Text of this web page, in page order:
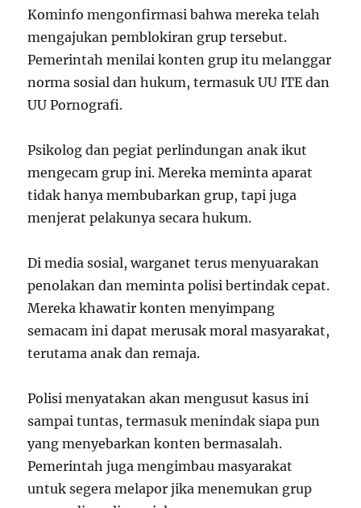
Kominfo mengonfirmasi bahwa mereka telah
mengajukan pemblokiran grup tersebut.
Pemerintah menilai konten grup itu melanggar
norma sosial dan hukum, termasuk UU ITE dan
UU Pornografi.
Psikolog dan pegiat perlindungan anak ikut
mengecam grup ini. Mereka meminta aparat
tidak hanya membubarkan grup, tapi juga
menjerat pelakunya secara hukum.
Di media sosial, warganet terus menyuarakan
penolakan dan meminta polisi bertindak cepat.
Mereka khawatir konten menyimpang
semacam ini dapat merusak moral masyarakat,
terutama anak dan remaja.
Polisi menyatakan akan mengusut kasus ini
sampai tuntas, termasuk menindak siapa pun
yang menyebarkan konten bermasalah.
Pemerintah juga mengimbau masyarakat
untuk segera melapor jika menemukan grup